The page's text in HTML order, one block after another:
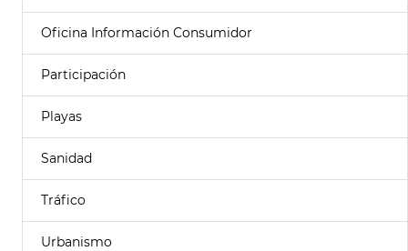
Oficina Información Consumidor
Participación
Playas
Sanidad
Tráfico
Urbanismo